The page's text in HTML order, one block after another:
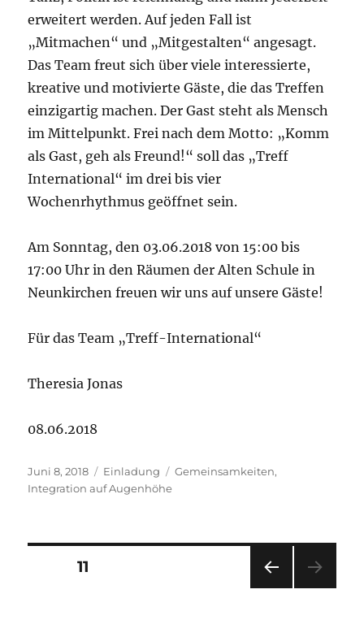
erweitert werden. Auf jeden Fall ist
„Mitmachen“ und „Mitgestalten“ angesagt.
Das Team freut sich über viele interessierte,
kreative und motivierte Gäste, die das Treffen
einzigartig machen. Der Gast steht als Mensch
im Mittelpunkt. Frei nach dem Motto: „Komm
als Gast, geh als Freund!“ soll das „Treff
International“ im drei bis vier
Wochenrhythmus geöffnet sein.
Am Sonntag, den 03.06.2018 von 15:00 bis
17:00 Uhr in den Räumen der Alten Schule in
Neunkirchen freuen wir uns auf unsere Gäste!
Für das Team „Treff-International“
Theresia Jonas
08.06.2018
Veröffentlicht
am
Juni 8, 2018 Kategorien
Einladung Schlagwörter
Gemeinsamkeiten,
Integration auf Augenhöhe
Beitragsnavigation
SEITE11